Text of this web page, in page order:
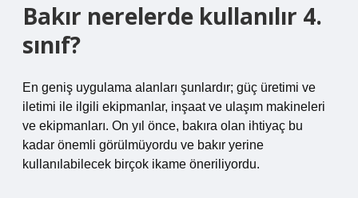
Bakır nerelerde kullanılır 4.
sınıf?
En geniş uygulama alanları şunlardır; güç üretimi ve
iletimi ile ilgili ekipmanlar, inşaat ve ulaşım makineleri
ve ekipmanları. On yıl önce, bakıra olan ihtiyaç bu
kadar önemli görülmüyordu ve bakır yerine
kullanılabilecek birçok ikame öneriliyordu.